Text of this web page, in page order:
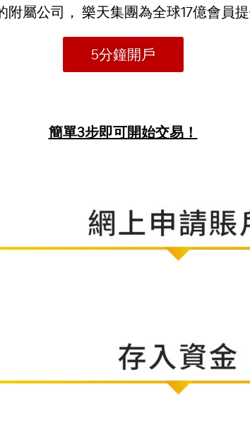
屬公司， 樂天集團為全球17億會員
5分鐘開戶
簡單3步即可開始交易！